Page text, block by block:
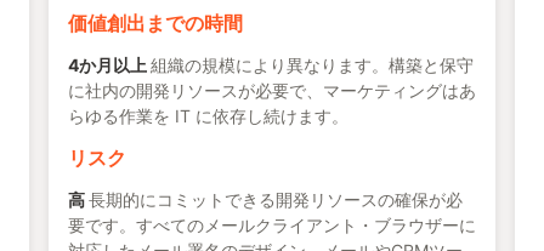
価値創出までの時間
4か月以上 組織の規模により異なります。構築と保守
に社内の開発リソースが必要で、マーケティングはあ
らゆる作業を IT に依存し続けます。
リスク
高長期的にコミットできる開発リソースの確保が必
要です。すべてのメールクライアント・ブラウザーに